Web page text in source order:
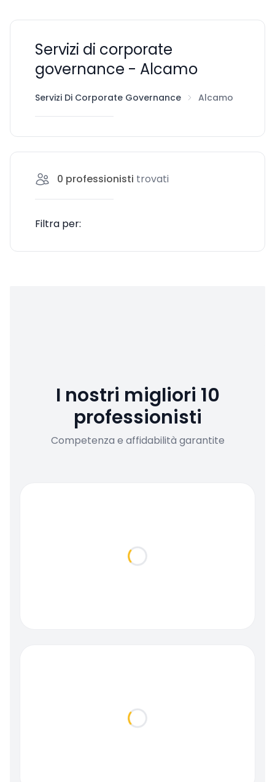
Servizi di corporate
governance - Alcamo
Servizi Di Corporate Governance Alcamo
0 professionisti trovati
Filtra per:
I nostri migliori 10
professionisti
Competenza e affidabilità garantite
Loading...
Loading...